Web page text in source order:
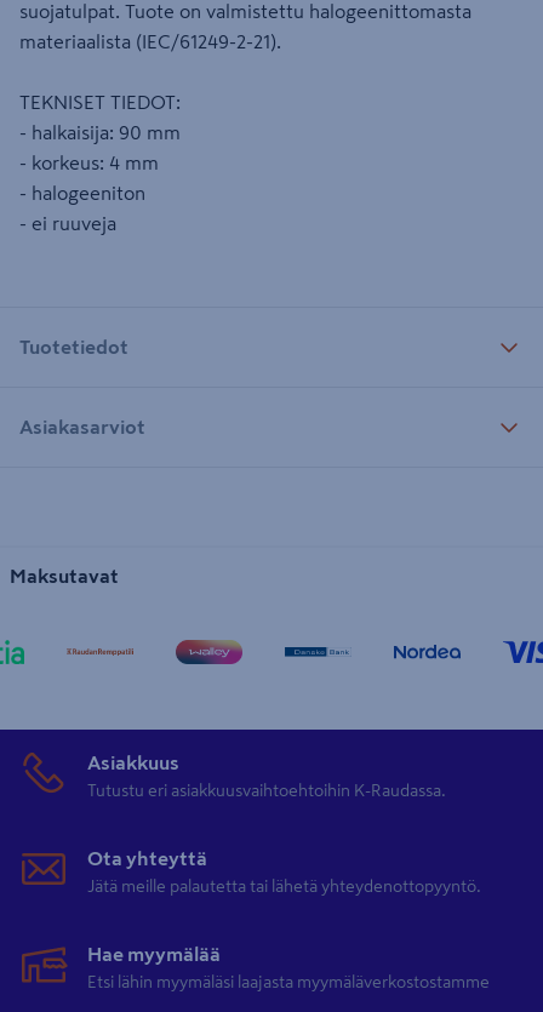
suojatulpat. Tuote on valmistettu halogeenittomasta
materiaalista (IEC/61249-2-21).
TEKNISET TIEDOT:
- halkaisija: 90 mm
- korkeus: 4 mm
- halogeeniton
- ei ruuveja
Tuotetiedot
Asiakasarviot
Maksutavat
Asiakkuus
Tutustu eri asiakkuusvaihtoehtoihin K-Raudassa.
Ota yhteyttä
Jätä meille palautetta tai lähetä yhteydenottopyyntö.
Hae myymälää
Etsi lähin myymäläsi laajasta myymäläverkostostamme